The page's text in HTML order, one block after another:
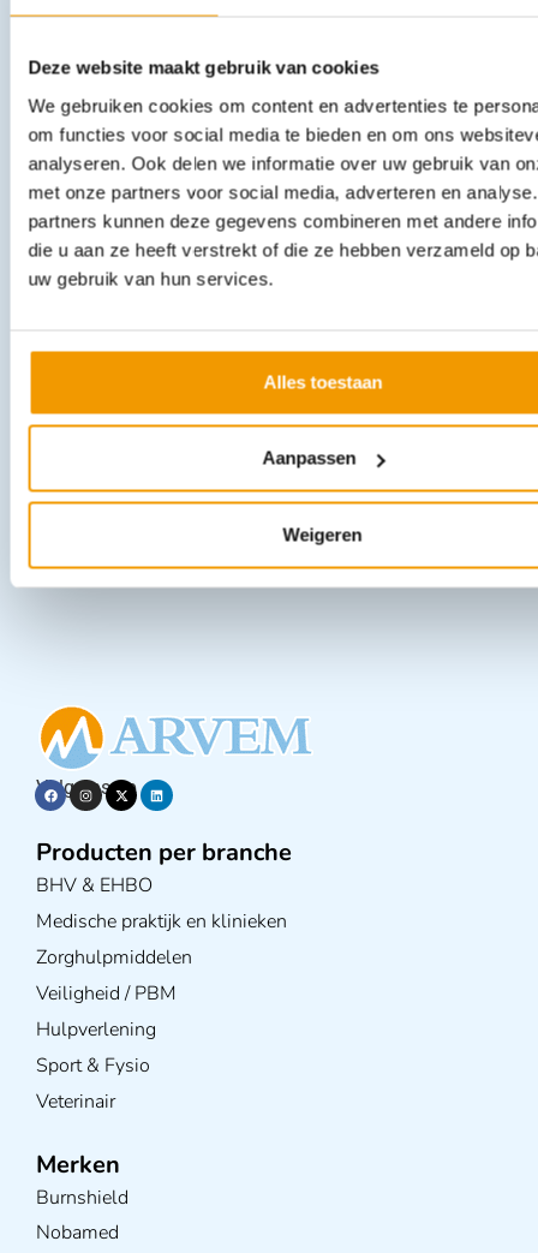
Deze website maakt gebruik van cookies
We gebruiken cookies om content en advertenties te
om functies voor social media te bieden en om ons
analyseren. Ook delen we informatie over uw gebruik van
met onze partners voor social media, adverteren en
partners kunnen deze gegevens combineren met andere
die u aan ze heeft verstrekt of die ze hebben verzameld op
uw gebruik van hun services.
Alles toestaan
Aanpassen
Weigeren
UV-C Luchtreiniger model ZAPP 18 voor ruimtes tot 15m2
583 excl. btw
In winkelwagen
Leverbaar
Leverbaar
Volg ons op
Producten per branche
BHV & EHBO
Medische praktijk en klinieken
Zorghulpmiddelen
Veiligheid / PBM
Hulpverlening
Sport & Fysio
Veterinair
Merken
Burnshield
Nobamed